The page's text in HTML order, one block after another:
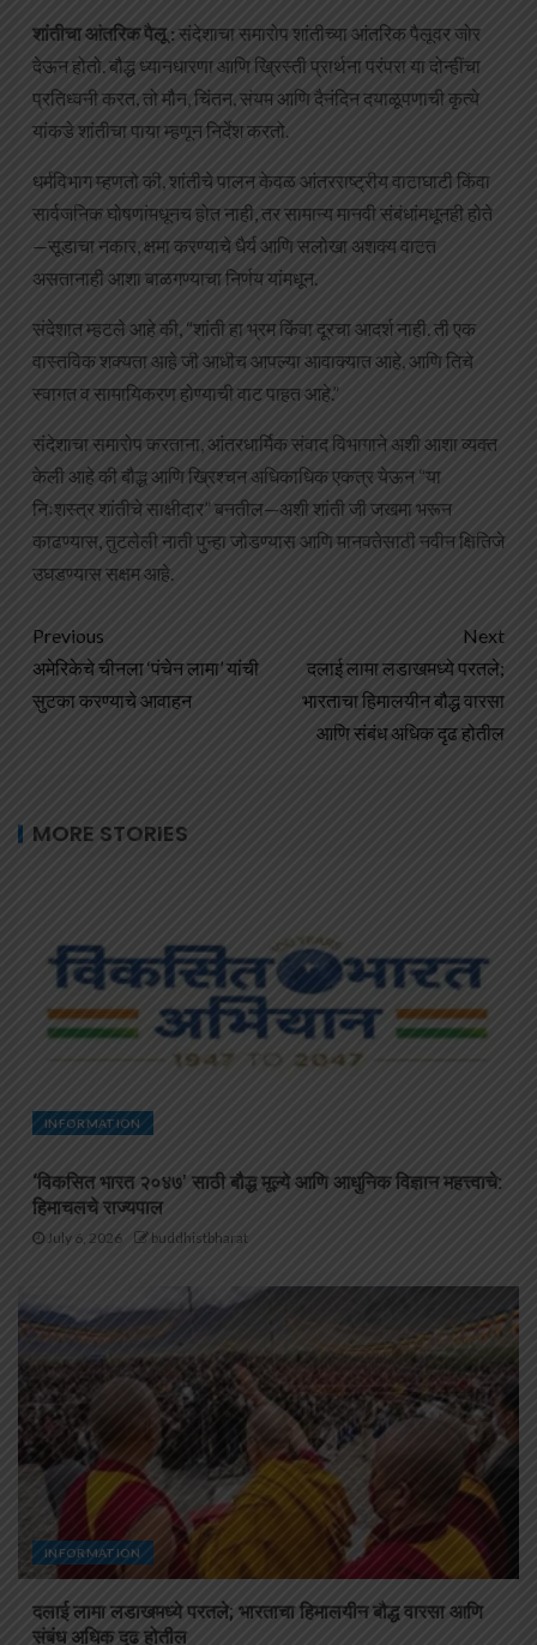
शांतीचा आंतरिक पैलू : संदेशाचा समारोप शांतीच्या आंतरिक पैलूवर जोर
देऊन होतो. बौद्ध ध्यानधारणा आणि ख्रिस्ती प्रार्थना परंपरा या दोन्हींचा
प्रतिध्वनी करत, तो मौन, चिंतन, संयम आणि दैनंदिन दयाळूपणाची कृत्ये
यांकडे शांतीचा पाया म्हणून निर्देश करतो.
धर्मविभाग म्हणतो की, शांतीचे पालन केवळ आंतरराष्ट्रीय वाटाघाटी किंवा
सार्वजनिक घोषणांमधूनच होत नाही, तर सामान्य मानवी संबंधांमधूनही होते
—सूडाचा नकार, क्षमा करण्याचे धैर्य आणि सलोखा अशक्य वाटत
असतानाही आशा बाळगण्याचा निर्णय यांमधून.
संदेशात म्हटले आहे की, “शांती हा भ्रम किंवा दूरचा आदर्श नाही. ती एक
वास्तविक शक्यता आहे जी आधीच आपल्या आवाक्यात आहे, आणि तिचे
स्वागत व सामायिकरण होण्याची वाट पाहत आहे.”
संदेशाचा समारोप करताना, आंतरधार्मिक संवाद विभागाने अशी आशा व्यक्त
केली आहे की बौद्ध आणि ख्रिश्चन अधिकाधिक एकत्र येऊन “या
निःशस्त्र शांतीचे साक्षीदार” बनतील—अशी शांती जी जखमा भरून
काढण्यास, तुटलेली नाती पुन्हा जोडण्यास आणि मानवतेसाठी नवीन क्षितिजे
उघडण्यास सक्षम आहे.
Previous
अमेरिकेचे चीनला ‘पंचेन लामा’ यांची
सुटका करण्याचे आवाहन
Next
दलाई लामा लडाखमध्ये परतले;
भारताचा हिमालयीन बौद्ध वारसा
आणि संबंध अधिक दृढ होतील
MORE STORIES
INFORMATION
‘विकसित भारत २०४७’ साठी बौद्ध मूल्ये आणि आधुनिक विज्ञान महत्त्वाचे:
हिमाचलचे राज्यपाल
July 6, 2026 buddhistbharat
INFORMATION
दलाई लामा लडाखमध्ये परतले; भारताचा हिमालयीन बौद्ध वारसा आणि
संबंध अधिक दृढ होतील